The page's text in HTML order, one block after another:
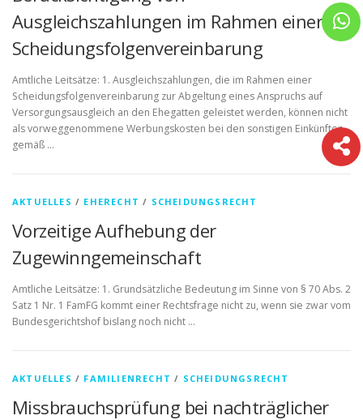
Ausgleichszahlungen im Rahmen einer
Scheidungsfolgenvereinbarung
Amtliche Leitsätze: 1. Ausgleichszahlungen, die im Rahmen einer
Scheidungsfolgenvereinbarung zur Abgeltung eines Anspruchs auf
Versorgungsausgleich an den Ehegatten geleistet werden, können nicht
als vorweggenommene Werbungskosten bei den sonstigen Einkünften
gemäß …
AKTUELLES / EHERECHT / SCHEIDUNGSRECHT
Vorzeitige Aufhebung der
Zugewinngemeinschaft
Amtliche Leitsätze: 1. Grundsätzliche Bedeutung im Sinne von § 70 Abs. 2
Satz 1 Nr. 1 FamFG kommt einer Rechtsfrage nicht zu, wenn sie zwar vom
Bundesgerichtshof bislang noch nicht …
AKTUELLES / FAMILIENRECHT / SCHEIDUNGSRECHT
Missbrauchsprüfung bei nachträglicher